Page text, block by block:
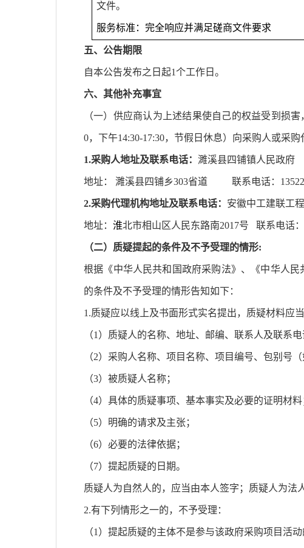
文件。
服务标准：完全响应并满足磋商文件要求
五、公告期限
自本公告发布之日起1个工作日。
六、其他补充事宜
（一）供应商认为上述结果使自己的权益受到损
0，下午14:30-17:30，节假日休息）向采购人或采
1.采购人地址及联系电话： 濉溪县四铺镇人民政府
地址： 濉溪县四铺乡303省道 联系电话：
2.采购代理机构地址及联系电话： 安徽中工建联工
地址： 淮北市相山区人民东路南2017号 联系电话：
（二）质疑提起的条件及不予受理的情形:
根据《中华人民共和国政府采购法》、《中华人
的条件及不予受理的情形告知如下：
1.质疑应以线上及书面形式实名提出，质疑材料应
（1）质疑人的名称、地址、邮编、联系人及联系电
（2）采购人名称、项目名称、项目编号、包别号（
（3）被质疑人名称；
（4）具体的质疑事项、基本事实及必要的证明材料
（5）明确的请求及主张；
（6）必要的法律依据；
（7）提起质疑的日期。
质疑人为自然人的，应当由本人签字；质疑人为法
2.有下列情形之一的，不予受理：
（1）提起质疑的主体不是参与该政府采购项目活动